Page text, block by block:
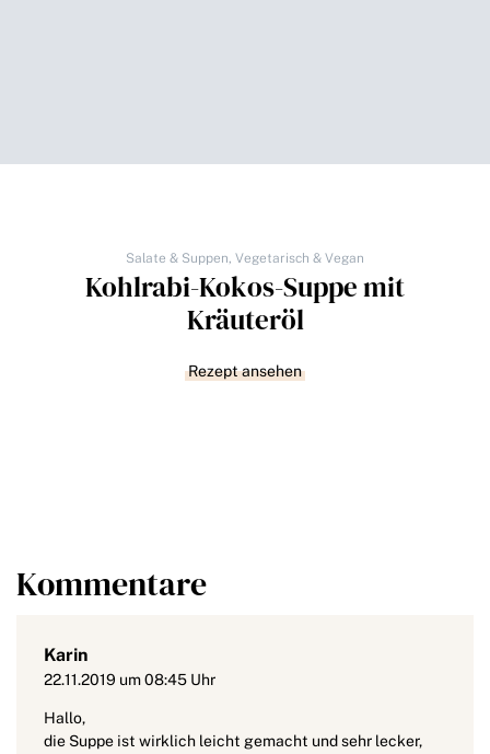
Salate & Suppen, Vegetarisch & Vegan
Kohlrabi-Kokos-Suppe mit
Kräuteröl
Rezept ansehen
Kommentare
Karin
22.11.2019 um 08:45 Uhr
Hallo,
die Suppe ist wirklich leicht gemacht und sehr lecker,